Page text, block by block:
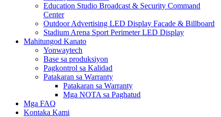
Education Studio Broadcast & Security Command
Center
Outdoor Advertising LED Display Facade & Billboard
Stadium Arena Sport Perimeter LED Display
Mahitungod Kanato
Yonwaytech
Base sa produksiyon
Pagkontrol sa Kalidad
Patakaran sa Warranty
Patakaran sa Warranty
Mga NOTA sa Paghatud
Mga FAQ
Kontaka Kami